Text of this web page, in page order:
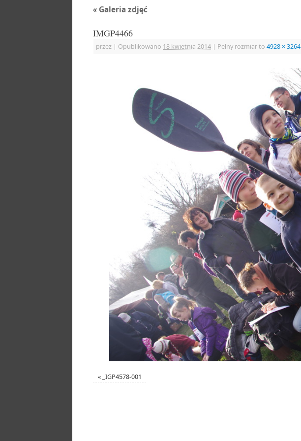
« Galeria zdjęć
IMGP4466
przez | Opublikowano 18 kwietnia 2014 | Pełny rozmiar to 4928 × 3264
« _IGP4578-001